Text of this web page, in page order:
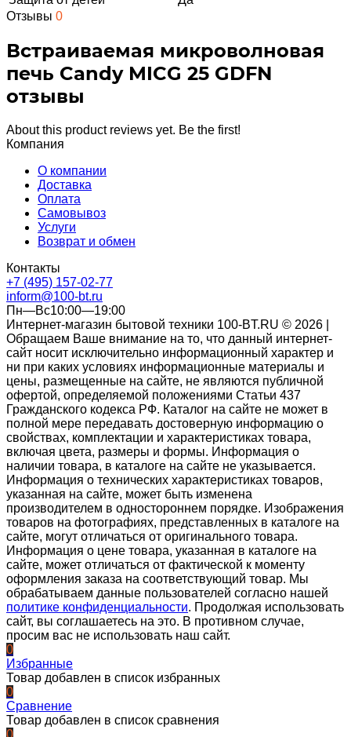
Отзывы 0
Встраиваемая микроволновая
печь Candy MICG 25 GDFN
отзывы
About this product reviews yet. Be the first!
Компания
О компании
Доставка
Оплата
Самовывоз
Услуги
Возврат и обмен
Контакты
+7 (495) 157-02-77
inform@100-bt.ru
Пн—Вс10:00—19:00
Интернет-магазин бытовой техники 100-BT.RU © 2026 |
Обращаем Ваше внимание на то, что данный интернет-
сайт носит исключительно информационный характер и
ни при каких условиях информационные материалы и
цены, размещенные на сайте, не являются публичной
офертой, определяемой положениями Статьи 437
Гражданского кодекса РФ. Каталог на сайте не может в
полной мере передавать достоверную информацию о
свойствах, комплектации и характеристиках товара,
включая цвета, размеры и формы. Информация о
наличии товара, в каталоге на сайте не указывается.
Информация о технических характеристиках товаров,
указанная на сайте, может быть изменена
производителем в одностороннем порядке. Изображения
товаров на фотографиях, представленных в каталоге на
сайте, могут отличаться от оригинального товара.
Информация о цене товара, указанная в каталоге на
сайте, может отличаться от фактической к моменту
оформления заказа на соответствующий товар. Мы
обрабатываем данные пользователей согласно нашей
политике конфиденциальности. Продолжая использовать
сайт, вы соглашаетесь на это. В противном случае,
просим вас не использовать наш сайт.
0
Избранные
Товар добавлен в список избранных
0
Сравнение
Товар добавлен в список сравнения
0